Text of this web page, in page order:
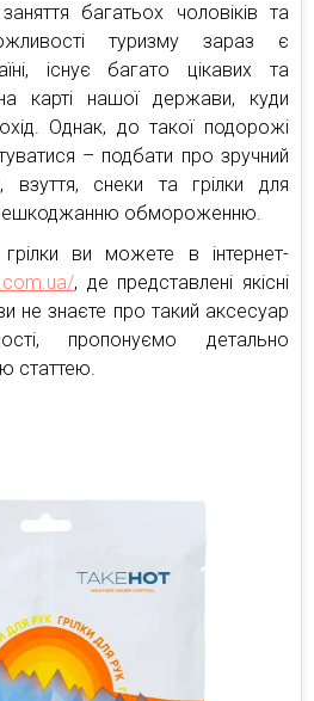
багатьох чоловіків та
туризму зараз є
існує багато цікавих та
карті нашої держави, куди
Однак, до такої подорожі
– подбати про зручний
взуття, снеки та грілки для
обмороженню.
грілки ви можете в інтернет-
, де представлені якісні
не знаєте про такий аксесуар
пропонуємо детально
статтею.